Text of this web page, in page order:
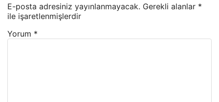
E-posta adresiniz yayınlanmayacak. Gerekli alanlar *
ile işaretlenmişlerdir
Yorum *